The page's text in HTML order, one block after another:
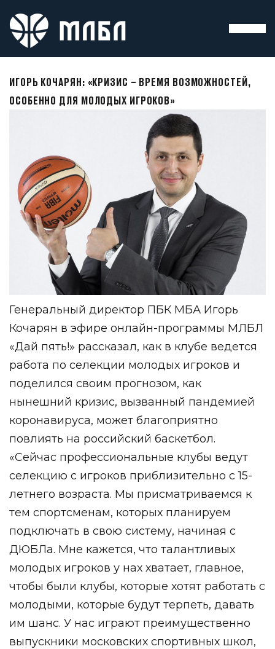
ИГОРЬ КОЧАРЯН: «КРИЗИС – ВРЕМЯ ВОЗМОЖНОСТЕЙ,
ОСОБЕННО ДЛЯ МОЛОДЫХ ИГРОКОВ»
Генеральный директор ПБК МБА Игорь
Кочарян в эфире онлайн-программы МЛБЛ
«Дай пять!» рассказал, как в клубе ведется
работа по селекции молодых игроков и
поделился своим прогнозом, как
нынешний кризис, вызванный пандемией
коронавируса, может благоприятно
повлиять на российский баскетбол.
«Сейчас профессиональные клубы ведут
селекцию с игроков приблизительно с 15-
летнего возраста. Мы присматриваемся к
тем спортсменам, которых планируем
подключать в свою систему, начиная с
ДЮБЛа. Мне кажется, что талантливых
молодых игроков у нах хватает, главное,
чтобы были клубы, которые хотят работать с
молодыми, которые будут терпеть, давать
им шанс. У нас играют преимущественно
выпускники московских спортивных школ,